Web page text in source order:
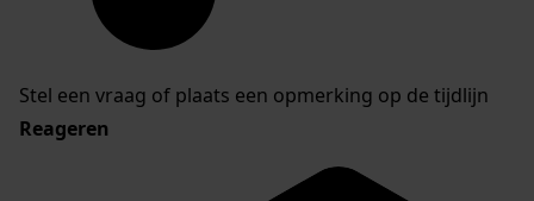
Stel een vraag of plaats een opmerking op de tijdlijn
Reageren